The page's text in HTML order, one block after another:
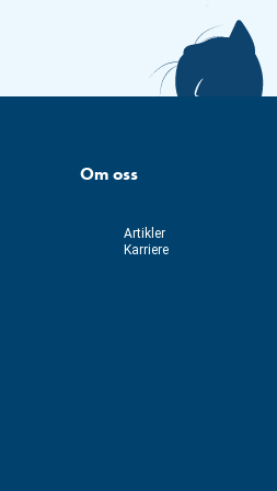
Om oss
Artikler
Karriere